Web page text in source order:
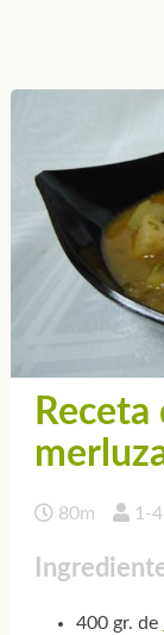
80m 1-4
400 gr. de